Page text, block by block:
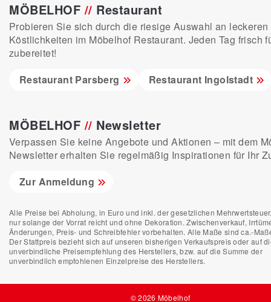
MÖBELHOF// Restaurant
Probieren Sie sich durch die riesige Auswahl an leckeren
Köstlichkeiten im Möbelhof Restaurant. Jeden Tag frisch
zubereitet!
Restaurant Parsberg
Restaurant Ingolstadt
MÖBELHOF// Newsletter
Verpassen Sie keine Angebote und Aktionen – mit dem
Newsletter erhalten Sie regelmäßig Inspirationen für Ihr
Zur Anmeldung
Alle Preise bei Abholung, in Euro und inkl. der gesetzlichen
nur solange der Vorrat reicht und ohne Dekoration. Zwischenverkauf,
Änderungen, Preis- und Schreibfehler vorbehalten. Alle Maße sind ca.-
Der Stattpreis bezieht sich auf unseren bisherigen Verkaufspreis oder auf
unverbindliche Preisempfehlung des Herstellers, bzw. auf die Summe der
unverbindlich empfohlenen Einzelpreise des Herstellers.
© 2026 Möbelhof